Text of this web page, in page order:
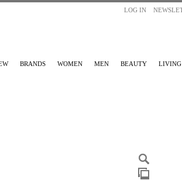
LOG IN
BRANDS WOMEN MEN BEAUTY LIVING